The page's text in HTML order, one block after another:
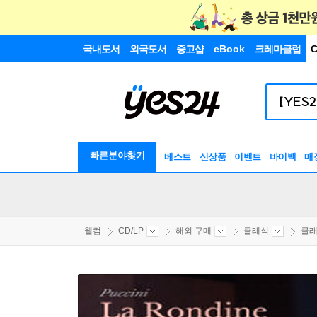
국내도서 외국도서 중고샵 eBook 크레마클럽
빠른분야찾기 베스트 신상품 이벤트 바이백 매
웰컴 CD/LP 해외 구매 클래식 클